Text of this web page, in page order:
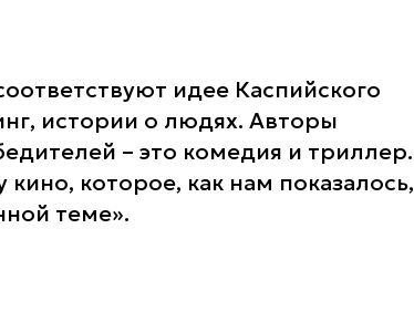
идее Каспийского
истории о людях. Авторы
– это комедия и триллер.
которое, как нам показалось,
теме».